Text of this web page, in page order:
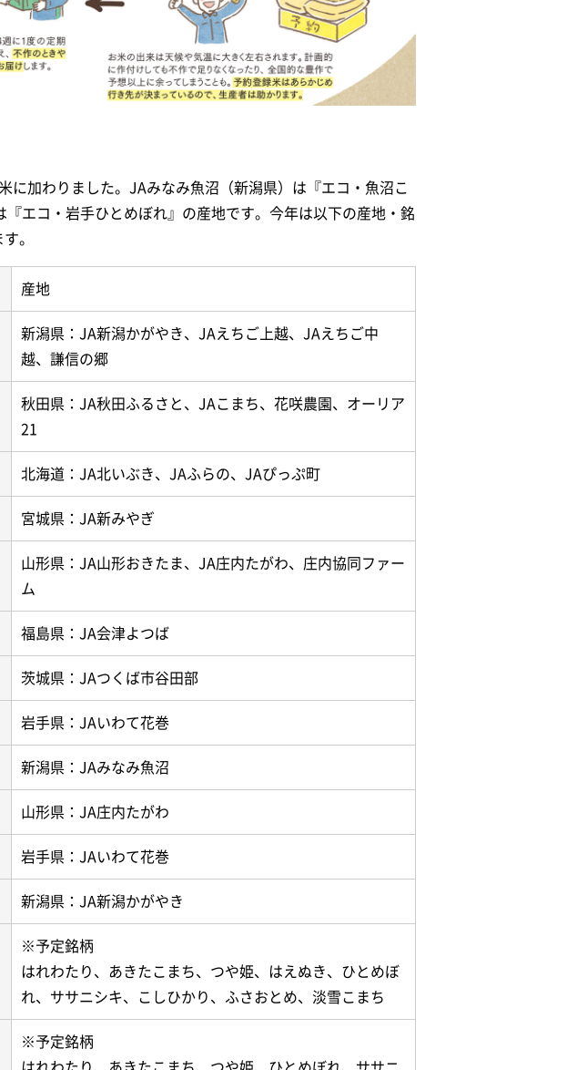
に加わりました。JAみなみ魚沼（新潟県）は『エコ・魚沼こ
エコ・岩手ひとめぼれ』の産地です。今年は以下の産地・銘
。
産地
新潟県：JA新潟かがやき、JAえちご上越、JAえちご中
越、謙信の郷
秋田県：JA秋田ふるさと、JAこまち、花咲農園、オーリア
21
北海道：JA北いぶき、JAふらの、JAぴっぷ町
宮城県：JA新みやぎ
山形県：JA山形おきたま、JA庄内たがわ、庄内協同ファー
ム
福島県：JA会津よつば
茨城県：JAつくば市谷田部
岩手県：JAいわて花巻
新潟県：JAみなみ魚沼
山形県：JA庄内たがわ
岩手県：JAいわて花巻
新潟県：JA新潟かがやき
※予定銘柄
はれわたり、あきたこまち、つや姫、はえぬき、ひとめぼ
れ、ササニシキ、こしひかり、ふさおとめ、淡雪こまち
※予定銘柄